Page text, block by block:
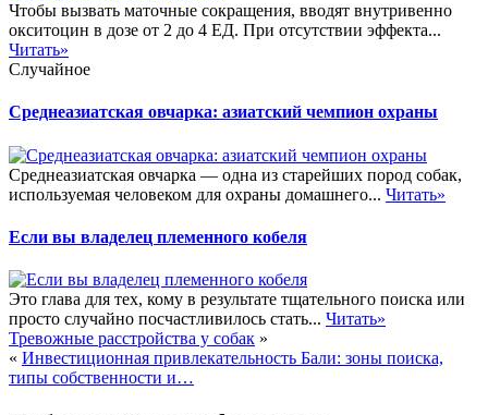
Чтобы вызвать маточные сокращения, вводят внутривенно
окситоцин в дозе от 2 до 4 ЕД. При отсутствии эффекта...
Читать»
Случайное
Среднеазиатская овчарка: азиатский чемпион охраны
Среднеазиатская овчарка — одна из старейших пород собак,
используемая человеком для охраны домашнего... Читать»
Если вы владелец племенного кобеля
Это глава для тех, кому в результате тщательного поиска или
просто случайно посчастливилось стать... Читать»
Тревожные расстройства у собак »
« Инвестиционная привлекательность Бали: зоны поиска,
типы собственности и…